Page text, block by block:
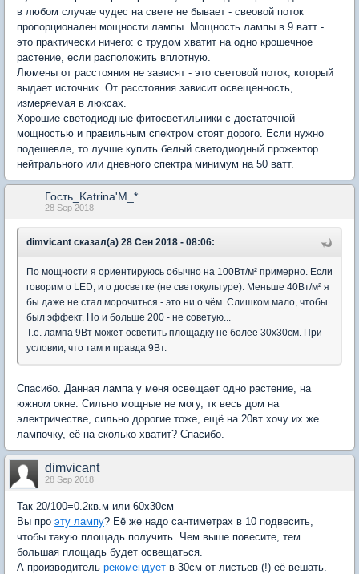
в любом случае чудес на свете не бывает - свеовой поток
пропорционален мощности лампы. Мощность лампы в 9 ватт -
это практически ничего: с трудом хватит на одно крошечное
растение, если расположить вплотную.
Люмены от расстояния не зависят - это световой поток, который
выдает источник. От расстояния зависит освещенность,
измеряемая в люксах.
Хорошие светодиодные фитосветильники с достаточной
мощностью и правильным спектром стоят дорого. Если нужно
подешевле, то лучше купить белый светодиодный прожектор
нейтрального или дневного спектра минимум на 50 ватт.
Гость_Katrina'M_*
28 Sep 2018
dimvicant сказал(а) 28 Сен 2018 - 08:06:
По мощности я ориентируюсь обычно на 100Вт/м² примерно. Если
говорим о LED, и о досветке (не светокультуре). Меньше 40Вт/м² я
бы даже не стал морочиться - это ни о чём. Слишком мало, чтобы
был эффект. Но и больше 200 - не советую...
Т.е. лампа 9Вт может осветить площадку не более 30x30см. При
условии, что там и правда 9Вт.
Спасибо. Данная лампа у меня освещает одно растение, на
южном окне. Сильно мощные не могу, тк весь дом на
электричестве, сильно дорогие тоже, ещё на 20вт хочу их же
лампочку, её на сколько хватит? Спасибо.
dimvicant
28 Sep 2018
Так 20/100=0.2кв.м или 60x30см
Вы про эту лампу? Её же надо сантиметрах в 10 подвесить,
чтобы такую площадь получить. Чем выше повесите, тем
большая площадь будет освещаться.
А производитель рекомендует в 30см от листьев (!) её вешать.